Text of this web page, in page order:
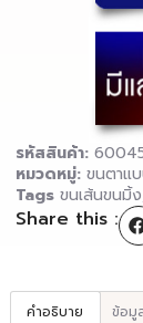
รหัสสินค้า:
หมวดหมู่: ขนตาแ
Tags ขนเส้นขนมิ้ง
Share this :
คำอธิบาย ข้อมู